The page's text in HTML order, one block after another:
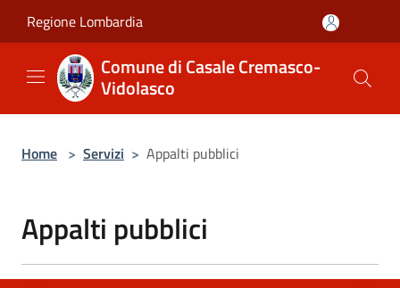
Regione Lombardia
Comune di Casale Cremasco-
Vidolasco
Home > Servizi > Appalti pubblici
Appalti pubblici